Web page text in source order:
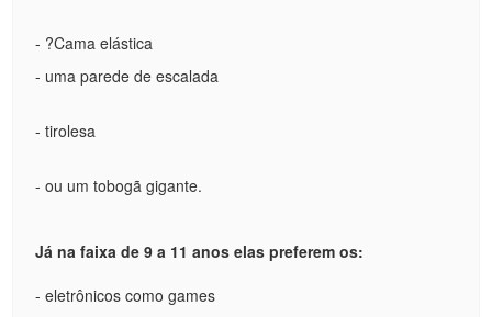
- ?Cama elástica
- uma parede de escalada
- tirolesa
- ou um tobogã gigante.
Já na faixa de 9 a 11 anos elas preferem os:
- eletrônicos como games